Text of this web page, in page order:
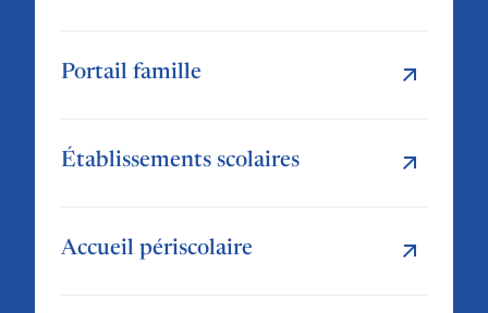
Portail famille
Établissements scolaires
Accueil périscolaire